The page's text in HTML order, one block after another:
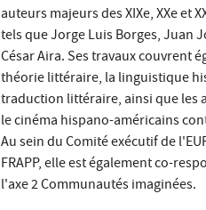
auteurs majeurs des XIXe, XXe et
tels que Jorge Luis Borges, Juan
César Aira. Ses travaux couvrent
théorie littéraire, la linguistique
traduction littéraire, ainsi que les
le cinéma hispano-américains
Au sein du Comité exécutif de
FRAPP, elle est également co-
l'axe 2 Communautés imaginées.